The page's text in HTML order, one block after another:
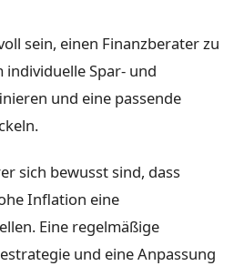
sein, einen Finanzberater zu
individuelle Spar- und
und eine passende
sich bewusst sind, dass
Inflation eine
Eine regelmäßige
und eine Anpassung